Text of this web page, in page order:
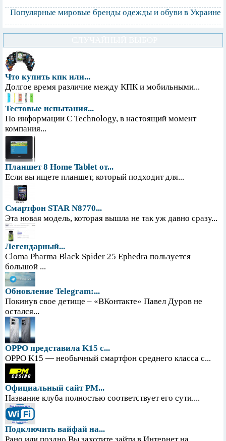
Популярные мировые бренды одежды и обуви в Украине
Что купить кпк или...
Долгое время различие между КПК и мобильными...
Тестовые испытания...
По информации С Technology, в настоящий момент
компания...
Планшет 8 Home Tablet от...
Если вы ищете планшет, который подходит для...
Смартфон STAR N8770...
Эта новая модель, которая вышла не так уж давно сразу...
Легендарный...
Cloma Pharma Black Spider 25 Ephedra пользуется
большой ...
Обновление Telegram:...
Покинув свое детище – «ВКонтакте» Павел Дуров не
остался...
OPPO представила K15 с...
OPPO K15 — необычный смартфон среднего класса с...
Официальный сайт PM...
Название клуба полностью соответствует его сути....
Подключить вайфай на...
Рано или поздно Вы захотите зайти в Интернет на...